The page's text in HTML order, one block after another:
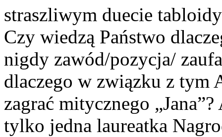
straszliwym duecie
Czy wiedzą Państwo
nigdy zawód/pozycja/
dlaczego w związku z tym
zagrać mitycznego
tylko jedna laureatka